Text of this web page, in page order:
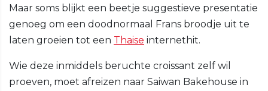
Maar soms blijkt een beetje suggestieve presentatie
genoeg om een doodnormaal Frans broodje uit te
laten groeien tot een Thaise internethit.
Wie deze inmiddels beruchte croissant zelf wil
proeven, moet afreizen naar Saiwan Bakehouse in